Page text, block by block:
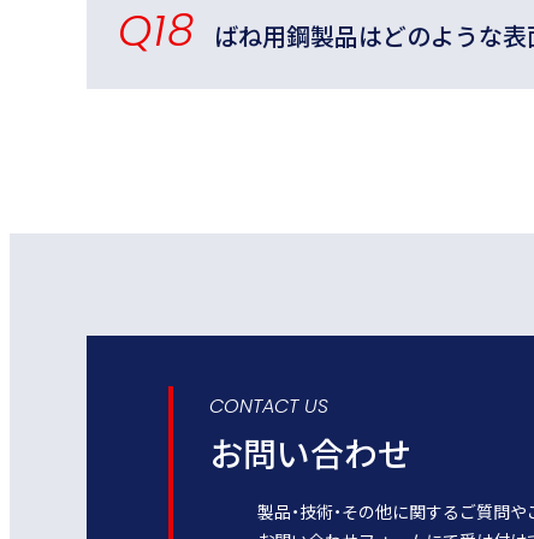
Q18 ばね用鋼製品はどのような
CONTACT US
お問い合わせ
製品・技術・その他に関する ご質問や